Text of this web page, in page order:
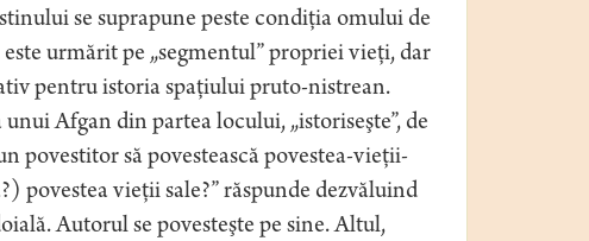
se suprapune peste condiţia omului de
urmărit pe „segmentul” propriei vieţi, dar
pentru istoria spaţiului pruto-nistrean.
Afgan din partea locului, „istoriseşte”, de
povestitor să povestească povestea-vieţii-
povestea vieţii sale?” răspunde dezvăluind
Autorul se povesteşte pe sine. Altul,